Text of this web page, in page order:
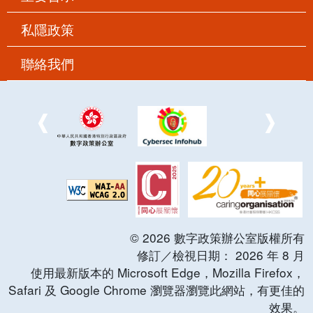
私隱政策
聯絡我們
© 2026 數字政策辦公室版權所有
修訂／檢視日期： 2026 年 8 月
使用最新版本的 Microsoft Edge，Mozilla Firefox，
Safari 及 Google Chrome 瀏覽器瀏覽此網站，有更佳的
效果。